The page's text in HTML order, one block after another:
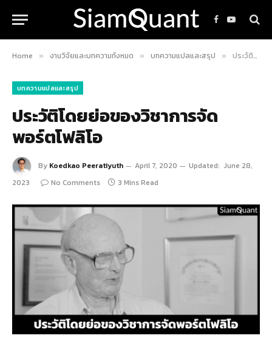
Facebook
YouTube
Home » งานวิจัยและบทความทั้งหมด » บทความแปลและสรุป » ประวัติโดยย่อของวิชาการจัดพอร์ตโฟลิโอ
บทความแปลและสรุป
ประวัติโดยย่อของวิชาการจัด
พอร์ตโฟลิโอ
By Koedkao Peeratiyuth April 7, 2020 Updated: June 28,
2023
No Comments 3 Mins Read